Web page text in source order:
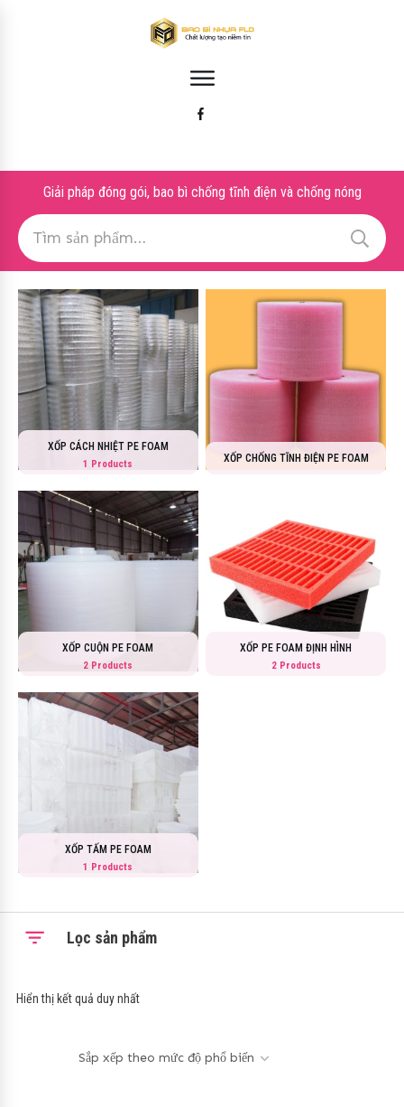
Giải pháp đóng gói, bao bì chống tĩnh điện và chống nóng
Tìm
kiếm:
XỐP CÁCH NHIỆT PE FOAM
1 Products XỐP CHỐNG TĨNH ĐIỆN PE FOAM
XỐP CUỘN PE FOAM
2 Products
XỐP PE FOAM ĐỊNH HÌNH
2 Products
XỐP TẤM PE FOAM
1 Products
Lọc sản phẩm
Hiển thị kết quả duy nhất